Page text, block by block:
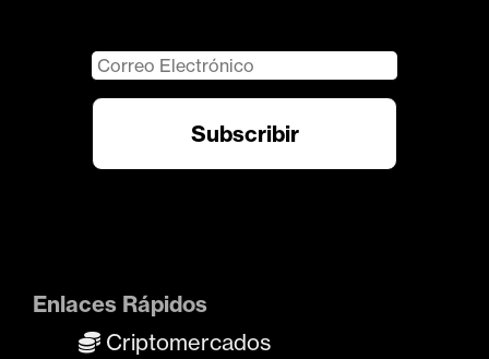
Enlaces Rápidos
Criptomercados